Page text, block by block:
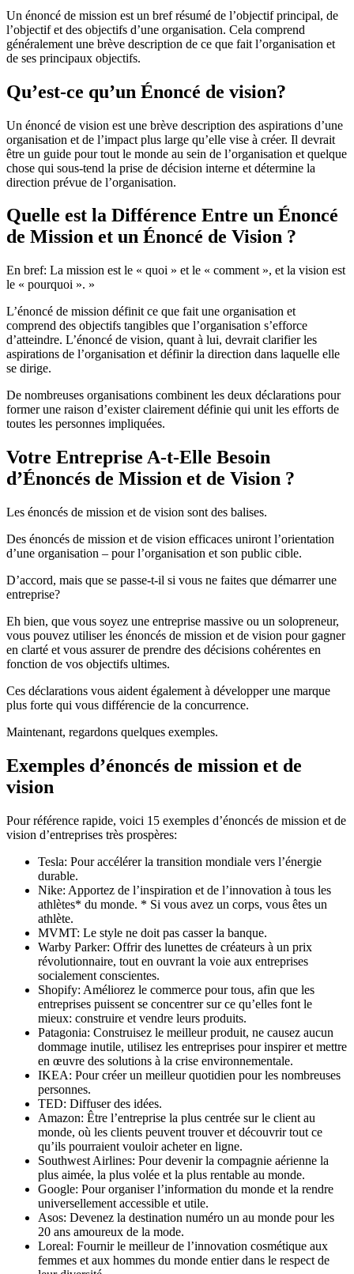
Un énoncé de mission est un bref résumé de l’objectif principal, de
l’objectif et des objectifs d’une organisation. Cela comprend
généralement une brève description de ce que fait l’organisation et
de ses principaux objectifs.
Qu’est-ce qu’un Énoncé de vision?
Un énoncé de vision est une brève description des aspirations d’une
organisation et de l’impact plus large qu’elle vise à créer. Il devrait
être un guide pour tout le monde au sein de l’organisation et quelque
chose qui sous-tend la prise de décision interne et détermine la
direction prévue de l’organisation.
Quelle est la Différence Entre un Énoncé
de Mission et un Énoncé de Vision ?
En bref: La mission est le « quoi » et le « comment », et la vision est
le « pourquoi ». »
L’énoncé de mission définit ce que fait une organisation et
comprend des objectifs tangibles que l’organisation s’efforce
d’atteindre. L’énoncé de vision, quant à lui, devrait clarifier les
aspirations de l’organisation et définir la direction dans laquelle elle
se dirige.
De nombreuses organisations combinent les deux déclarations pour
former une raison d’exister clairement définie qui unit les efforts de
toutes les personnes impliquées.
Votre Entreprise A-t-Elle Besoin
d’Énoncés de Mission et de Vision ?
Les énoncés de mission et de vision sont des balises.
Des énoncés de mission et de vision efficaces uniront l’orientation
d’une organisation – pour l’organisation et son public cible.
D’accord, mais que se passe-t-il si vous ne faites que démarrer une
entreprise?
Eh bien, que vous soyez une entreprise massive ou un solopreneur,
vous pouvez utiliser les énoncés de mission et de vision pour gagner
en clarté et vous assurer de prendre des décisions cohérentes en
fonction de vos objectifs ultimes.
Ces déclarations vous aident également à développer une marque
plus forte qui vous différencie de la concurrence.
Maintenant, regardons quelques exemples.
Exemples d’énoncés de mission et de
vision
Pour référence rapide, voici 15 exemples d’énoncés de mission et de
vision d’entreprises très prospères:
Tesla: Pour accélérer la transition mondiale vers l’énergie
durable.
Nike: Apportez de l’inspiration et de l’innovation à tous les
athlètes* du monde. * Si vous avez un corps, vous êtes un
athlète.
MVMT: Le style ne doit pas casser la banque.
Warby Parker: Offrir des lunettes de créateurs à un prix
révolutionnaire, tout en ouvrant la voie aux entreprises
socialement conscientes.
Shopify: Améliorez le commerce pour tous, afin que les
entreprises puissent se concentrer sur ce qu’elles font le
mieux: construire et vendre leurs produits.
Patagonia: Construisez le meilleur produit, ne causez aucun
dommage inutile, utilisez les entreprises pour inspirer et mettre
en œuvre des solutions à la crise environnementale.
IKEA: Pour créer un meilleur quotidien pour les nombreuses
personnes.
TED: Diffuser des idées.
Amazon: Être l’entreprise la plus centrée sur le client au
monde, où les clients peuvent trouver et découvrir tout ce
qu’ils pourraient vouloir acheter en ligne.
Southwest Airlines: Pour devenir la compagnie aérienne la
plus aimée, la plus volée et la plus rentable au monde.
Google: Pour organiser l’information du monde et la rendre
universellement accessible et utile.
Asos: Devenez la destination numéro un au monde pour les
20 ans amoureux de la mode.
Loreal: Fournir le meilleur de l’innovation cosmétique aux
femmes et aux hommes du monde entier dans le respect de